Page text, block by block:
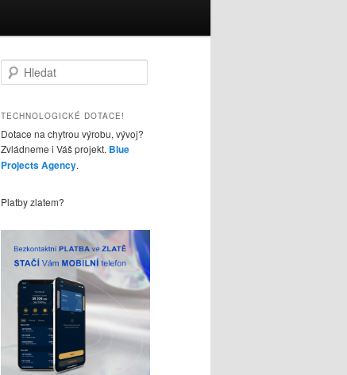
l
d
t
TECHNOLOGICKÉ DOTACE!
Dotace na chytrou výrobu, vývoj?
Zvládneme i Váš projekt. Blue
Projects Agency.
Platby zlatem?